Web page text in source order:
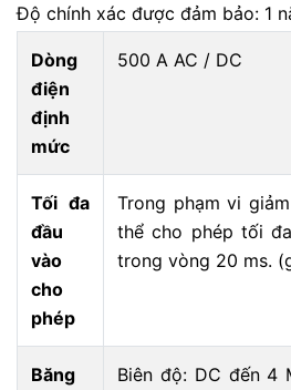
Độ chính xác được đảm bảo: 1
Dòng
điện
định
mức
500 A AC / DC
Tối đa
đầu
vào
cho
phép
Trong phạm vi
thể cho phép tối
trong vòng 20 ms.
Băng
Biên độ: DC đến 4